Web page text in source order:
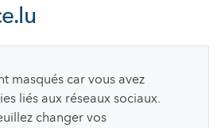
masqués car vous avez
liés aux réseaux sociaux.
changer vos